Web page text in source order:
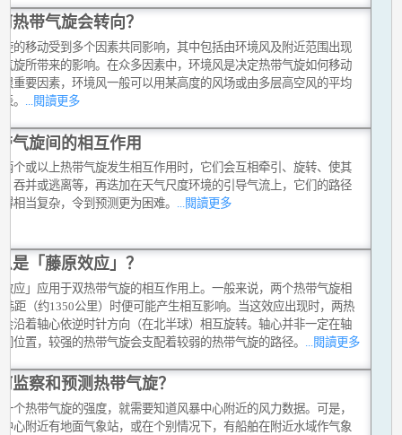
热带气旋会转向？
的移动受到多个因素共同影响，其中包括由环境风及附近范围出现
旋所带来的影响。在众多因素中，环境风是决定热带气旋如何移动
重要因素，环境风一般可以用某高度的风场或由多层高空风的平均
。
...閱讀更多
气旋间的相互作用
个或以上热带气旋发生相互作用时，它们会互相牵引、旋转、使其
吞并或逃离等，再迭加在天气尺度环境的引导气流上，它们的路径
相当复杂，令到预测更为困难。 ...閱讀更多
是「藤原效应」？
应」应用于双热带气旋的相互作用上。一般来说，两个热带气旋相
纬距（约1350公里）时便可能产生相互影响。当这效应出现时，两热
沿着轴心依逆时针方向（在北半球）相互旋转。轴心并非一定在轴
位置，较强的热带气旋会支配着较弱的热带气旋的路径。
...閱讀更多
监察和预测热带气旋？
个热带气旋的强度，就需要知道风暴中心附近的风力数据。可是，
心附近有地面气象站，或在个别情况下，有船舶在附近水域作气象